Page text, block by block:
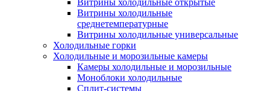
Витрины холодильные
среднетемпературные
Витрины холодильные универсальные
Холодильные горки
Холодильные и морозильные камеры
Камеры холодильные и морозильные
Моноблоки холодильные
Сплит-системы